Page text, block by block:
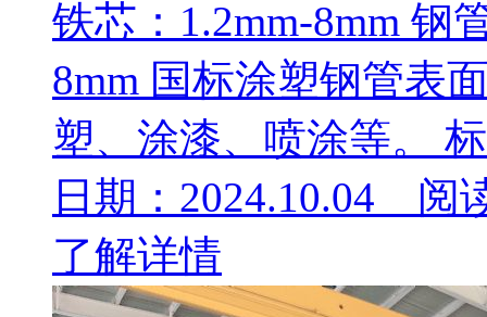
铁芯：1.2mm-8mm 钢
8mm 国标涂塑钢管表
塑、涂漆、喷涂等。
日期：2024.10.04 阅
了解详情